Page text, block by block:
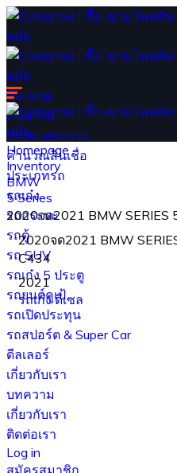
ซื้อ-ขาย
ค้นหารถ
ประกาศขายรถ
คำนวณสินเชื่อ
ประเภทรถ
รถเก๋ง
รถกระบะ
รถตู้
รถ SUV
รถเก๋ง 5 ประตู
รถยนต์คูเป้
รถเปิดประทุน
รถสปอร์ต & Super Car
ดีลเลอร์
เกี่ยวกับเรา
บทความ
เกี่ยวกับเรา
ติดต่อเรา
Log in
สมัครสมาชิก
Homepage
Inventory
BMW
5 Series
2020จด2021 BMW SERIES
2020จด2021 BMW
C434
2021
รถเก๋งดีเซล